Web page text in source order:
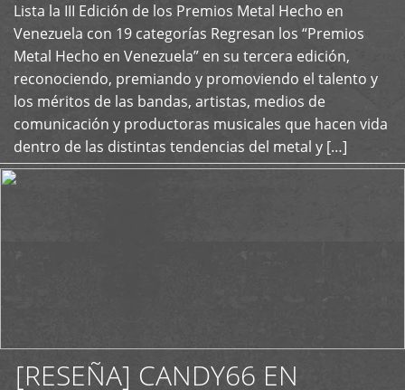
Lista la III Edición de los Premios Metal Hecho en
Venezuela con 19 categorías Regresan los “Premios
Metal Hecho en Venezuela” en su tercera edición,
reconociendo, premiando y promoviendo el talento y
los méritos de las bandas, artistas, medios de
comunicación y productoras musicales que hacen vida
dentro de las distintas tendencias del metal y […]
+
[RESEÑA] CANDY66 EN